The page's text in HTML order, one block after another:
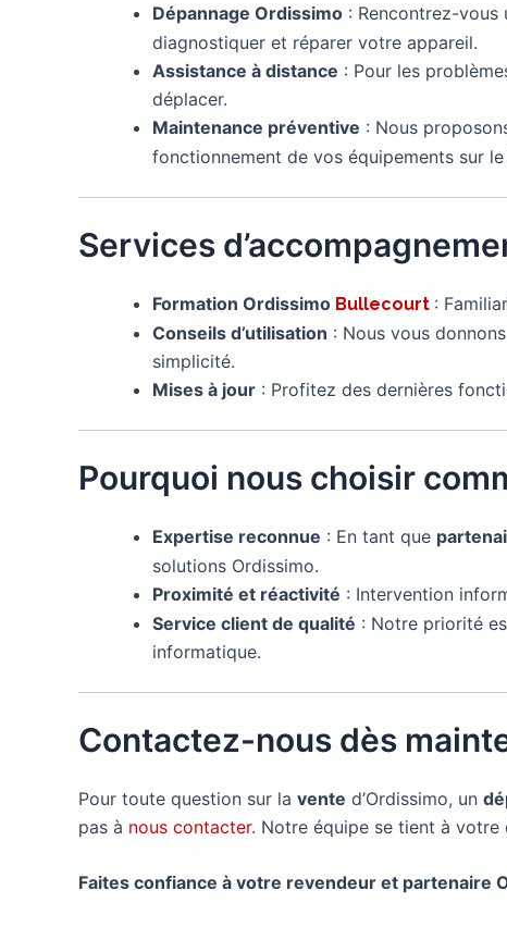
Dépannage Ordissimo : Rencontrez-vous
diagnostiquer et réparer votre appareil.
Assistance à distance : Pour les
déplacer.
Maintenance préventive : Nous
fonctionnement de vos équipements sur
Services
Formation Ordissimo Bullecourt :
Conseils d’utilisation : Nous vous
simplicité.
Mises à jour : Profitez des dernières
Pourquoi nous choisir
Expertise reconnue : En tant que
solutions Ordissimo.
Proximité et réactivité : Intervention
Service client de qualité : Notre priorité
informatique.
Contactez-nous dès
Pour toute question sur la vente d’Ordissimo, un
pas à nous contacter. Notre équipe se tient à votre
Faites confiance à votre revendeur et partenaire